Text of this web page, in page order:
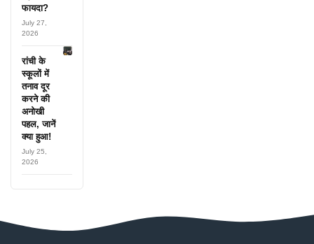
फायदा?
July 27,
2026
रांची के
स्कूलों में
तनाव दूर
करने की
अनोखी
पहल, जानें
क्या हुआ!
July 25,
2026